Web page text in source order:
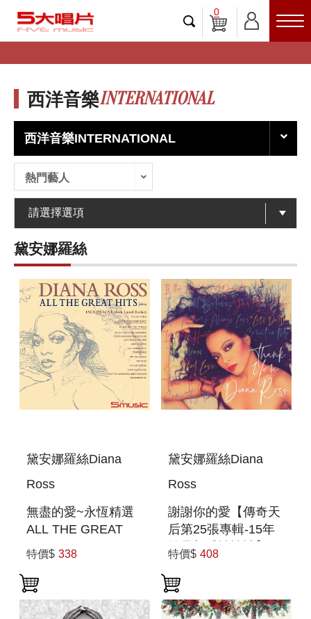
0
西洋音樂INTERNATIONAL
西洋音樂INTERNATIONAL
熱門藝人
黛安娜羅絲
黛安娜羅絲Diana
Ross
無盡的愛~永恆精選
ALL THE GREAT
HITS
特價$ 338
黛安娜羅絲Diana
Ross
謝謝你的愛【傳奇天
后第25張專輯-15年
的最新感性情詩】進
口版 THANK YOU
特價$ 408